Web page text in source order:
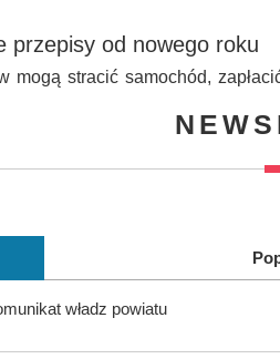
przepisy od nowego roku
mogą stracić samochód,
władz powiatu